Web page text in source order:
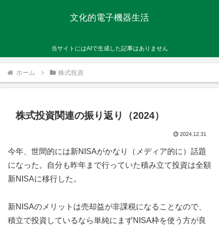
文化的電子機器生活
当サイトにはAIで生成した記事はありません
ホーム 株式投資
株式投資関連の振り返り（2024）
2024.12.31
今年、世間的には新NISAがかなり（メディア的に）話題
になった。自分も昨年まで行っていた積み立て投資は全額
新NISAに移行した。
新NISAのメリットは売却益が非課税になることなので、
積立で投資しているなら単純にまずNISA枠を使う方が良